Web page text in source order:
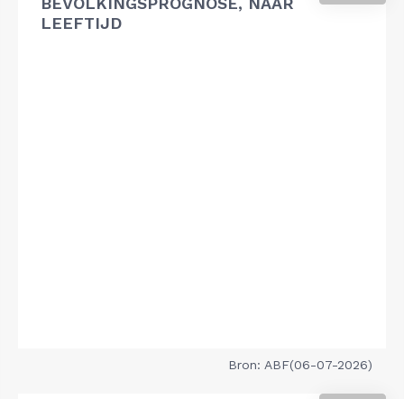
LEEFTIJD
Bron: ABF(06-07-2026)